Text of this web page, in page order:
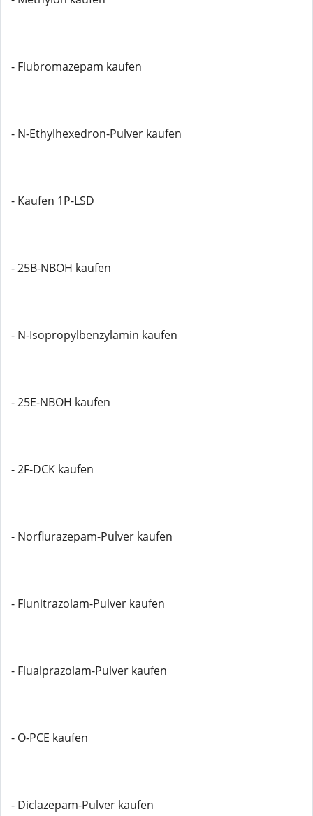
- Flubromazepam kaufen
- N-Ethylhexedron-Pulver kaufen
- Kaufen 1P-LSD
- 25B-NBOH kaufen
- N-Isopropylbenzylamin kaufen
- 25E-NBOH kaufen
- 2F-DCK kaufen
- Norflurazepam-Pulver kaufen
- Flunitrazolam-Pulver kaufen
- Flualprazolam-Pulver kaufen
- O-PCE kaufen
- Diclazepam-Pulver kaufen